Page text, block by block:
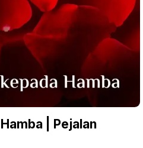
| Pejalan